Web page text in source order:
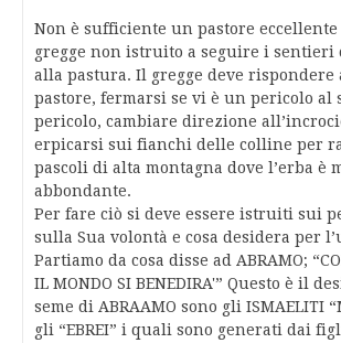
Non è sufficiente un pastore
gregge non istruito a seguire i sentieri
alla pastura. Il gregge deve rispondere
pastore, fermarsi se vi è un pericolo al
pericolo, cambiare direzione
erpicarsi sui fianchi delle colline per
pascoli di alta montagna dove l’erba è
abbondante.
Per fare ciò si deve essere istruiti sui
sulla Sua volontà e cosa desidera per
Partiamo da cosa disse ad ABRAMO;
IL MONDO SI BENEDIRA'” Questo è il
seme di ABRAAMO sono gli ISMAELITI
gli “EBREI” i quali sono generati dai